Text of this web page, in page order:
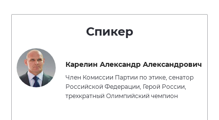
Спикер
Карелин Александр Александрович
Член Комиссии Партии по этике, сенатор
Российской Федерации, Герой России,
трехкратный Олимпийский чемпион